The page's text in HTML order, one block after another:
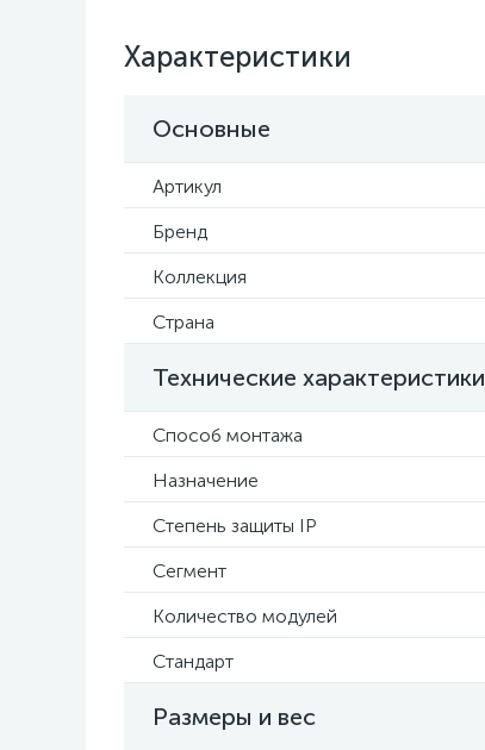
Характеристики
Основные
Артикул
Бренд
Коллекция
Страна
Технические характеристики
Способ монтажа
Назначение
Степень защиты IP
Сегмент
Количество модулей
Стандарт
Размеры и вес